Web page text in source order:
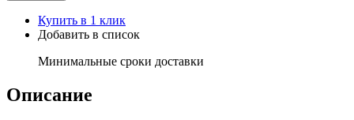
Купить в 1 клик
Добавить в список
Минимальные сроки доставки
Описание